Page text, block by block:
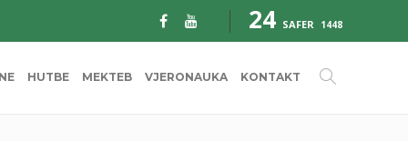
24 SAFER 1448
HUTBE MEKTEB VJERONAUKA KONTAKT